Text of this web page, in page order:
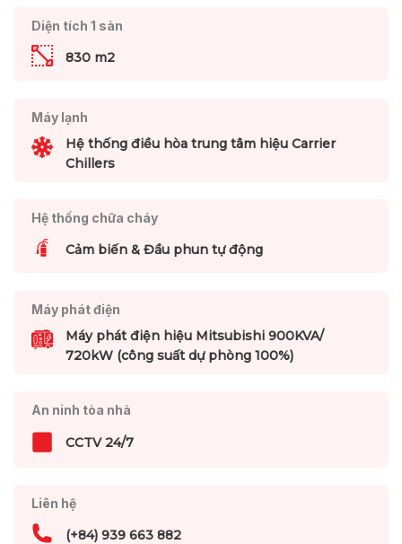
Diện tích 1 sàn
830 m2
Máy lạnh
Hệ thống điều hòa trung tâm hiệu Carrier
Chillers
Hệ thống chữa cháy
Cảm biến & Đầu phun tự động
Máy phát điện
Máy phát điện hiệu Mitsubishi 900KVA/
720kW (công suất dự phòng 100%)
An ninh tòa nhà
CCTV 24/7
Liên hệ
(+84) 939 663 882